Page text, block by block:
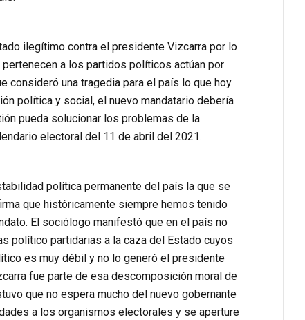
ilegítimo contra el presidente Vizcarra por lo
a los partidos políticos actúan por
consideró una tragedia para el país lo que hoy
política y social, el nuevo mandatario debería
pueda solucionar los problemas de la
electoral del 11 de abril del 2021.
política permanente del país la que se
que históricamente siempre hemos tenido
El sociólogo manifestó que en el país no
político partidarias a la caza del Estado cuyos
es muy débil y no lo generó el presidente
fue parte de esa descomposición moral de
que no espera mucho del nuevo gobernante
a los organismos electorales y se aperture